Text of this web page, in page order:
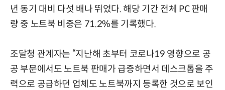
년 동기 대비 다섯 배나 뛰었다. 해당 기간 전체 PC 판매
량 중 노트북 비중은 71.2%를 기록했다.
조달청 관계자는 “지난해 초부터 코로나19 영향으로 공
공 부문에서도 노트북 판매가 급증하면서 데스크톱을 주
력으로 공급하던 업체도 노트북까지 등록한 것으로 보인